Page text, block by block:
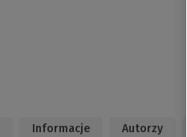
Informacje Autorzy